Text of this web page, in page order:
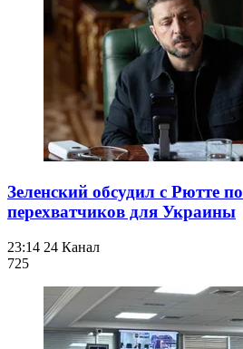
Зеленский обсудил с Рютте
перехватчиков для Украины
23:14 24 Канал
725